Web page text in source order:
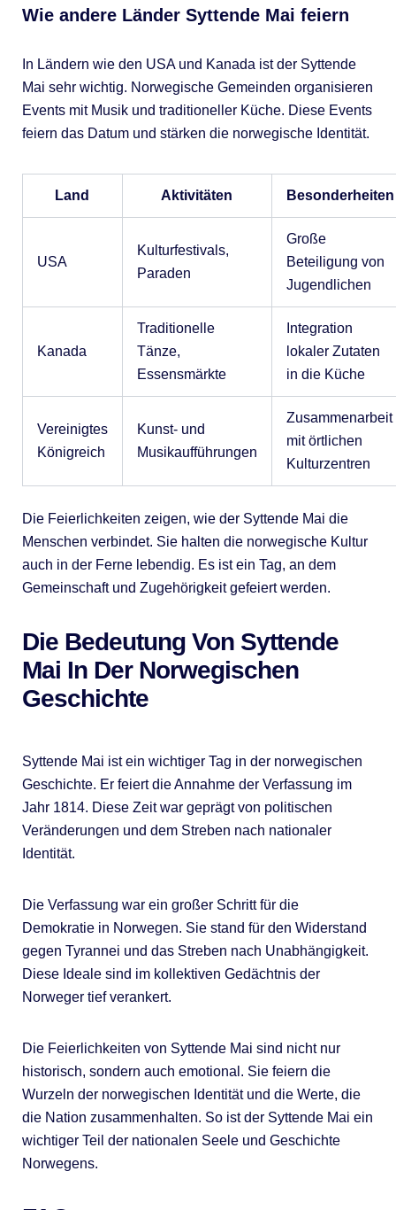
Wie andere Länder Syttende Mai feiern
In Ländern wie den USA und Kanada ist der Syttende
Mai sehr wichtig. Norwegische Gemeinden organisieren
Events mit Musik und traditioneller Küche. Diese Events
feiern das Datum und stärken die norwegische Identität.
Land Aktivitäten Besonderheiten
USA
Kulturfestivals,
Paraden
Große
Beteiligung von
Jugendlichen
Kanada
Traditionelle
Tänze,
Essensmärkte
Integration
lokaler Zutaten
in die Küche
Vereinigtes
Königreich
Kunst- und
Musikaufführungen
Zusammenarbeit
mit örtlichen
Kulturzentren
Die Feierlichkeiten zeigen, wie der Syttende Mai die
Menschen verbindet. Sie halten die norwegische Kultur
auch in der Ferne lebendig. Es ist ein Tag, an dem
Gemeinschaft und Zugehörigkeit gefeiert werden.
Die Bedeutung Von Syttende
Mai In Der Norwegischen
Geschichte
Syttende Mai ist ein wichtiger Tag in der norwegischen
Geschichte. Er feiert die Annahme der Verfassung im
Jahr 1814. Diese Zeit war geprägt von politischen
Veränderungen und dem Streben nach nationaler
Identität.
Die Verfassung war ein großer Schritt für die
Demokratie in Norwegen. Sie stand für den Widerstand
gegen Tyrannei und das Streben nach Unabhängigkeit.
Diese Ideale sind im kollektiven Gedächtnis der
Norweger tief verankert.
Die Feierlichkeiten von Syttende Mai sind nicht nur
historisch, sondern auch emotional. Sie feiern die
Wurzeln der norwegischen Identität und die Werte, die
die Nation zusammenhalten. So ist der Syttende Mai ein
wichtiger Teil der nationalen Seele und Geschichte
Norwegens.